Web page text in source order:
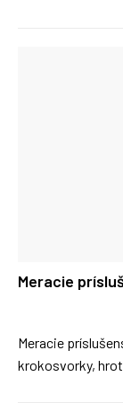
Meracie
Meracie
krokosvorky,